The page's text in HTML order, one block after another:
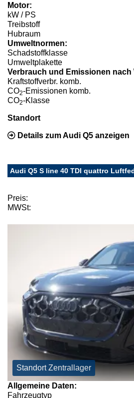
Motor:
kW / PS
Treibstoff
Hubraum
Umweltnormen:
Schadstoffklasse
Umweltplakette
Verbrauch und Emissionen nach
Kraftstoffverbr. komb.
CO2-Emissionen komb.
CO2-Klasse
Standort
Details zum Audi Q5 anzeigen
Audi Q5 S line 40 TDI quattro
Preis:
MWSt:
Standort Zentrallager
Allgemeine Daten:
Fahrzeugtyp